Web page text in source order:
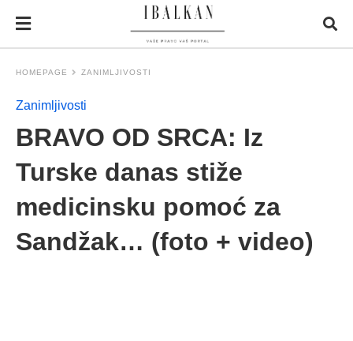
HOMEPAGE ZANIMLJIVOSTI
Zanimljivosti
BRAVO OD SRCA: Iz
Turske danas stiže
medicinsku pomoć za
Sandžak… (foto + video)